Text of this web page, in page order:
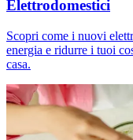
Elettrodomestici
Scopri come i nuovi
energia e ridurre i tuoi
casa.